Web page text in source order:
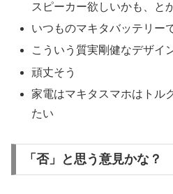
スピーカー欲しいかも、と
いつものマキタバッテリー
こういう質実剛健なデザイ
頑丈そう
家電はマキタスマホはトル
たい
「否」と思う意見かな？